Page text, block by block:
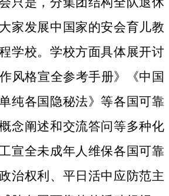
家发展中国家的安会育儿教
学校。学校方面具体展开讨
风格宣全参考手册》《中国
纯各国隐秘法》等各国可靠
念阐述和交流答问等多种化
宣全未成年人维保各国可靠
治权利、平日活中应防范主